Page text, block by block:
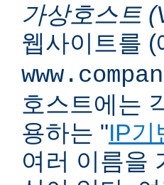
가상호스트
웹사이트를 (
호스트에는
용하는 "IP기
여러 이름을